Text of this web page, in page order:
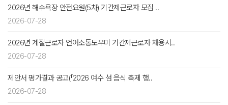
2026년 해수욕장 안전요원(5차) 기간제근로자 모집 ..
2026-07-28
2026년 계절근로자 언어소통도우미 기간제근로자 채용시..
2026-07-28
제안서 평가결과 공고(「2026 여수 섬 음식 축제 행..
2026-07-28